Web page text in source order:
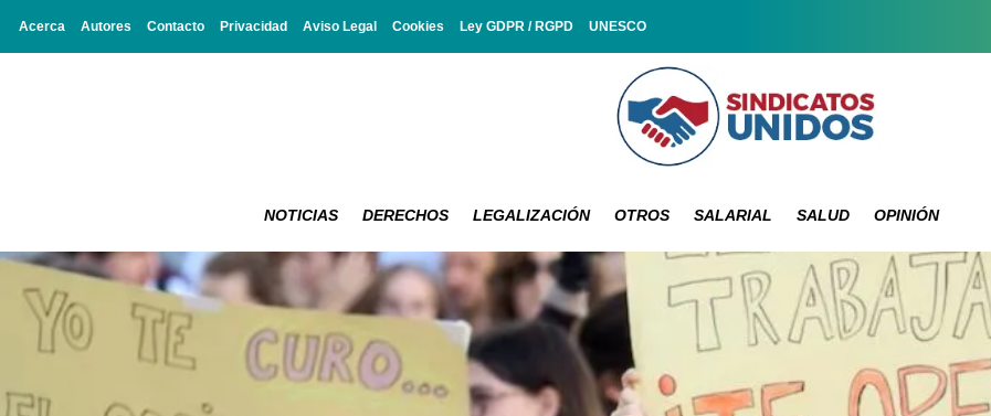
Acerca Autores Contacto Privacidad Aviso Legal Cookies Ley GDPR / RGPD UNESCO
NOTICIAS DERECHOS LEGALIZACIÓN OTROS SALARIAL SALUD OPINIÓN